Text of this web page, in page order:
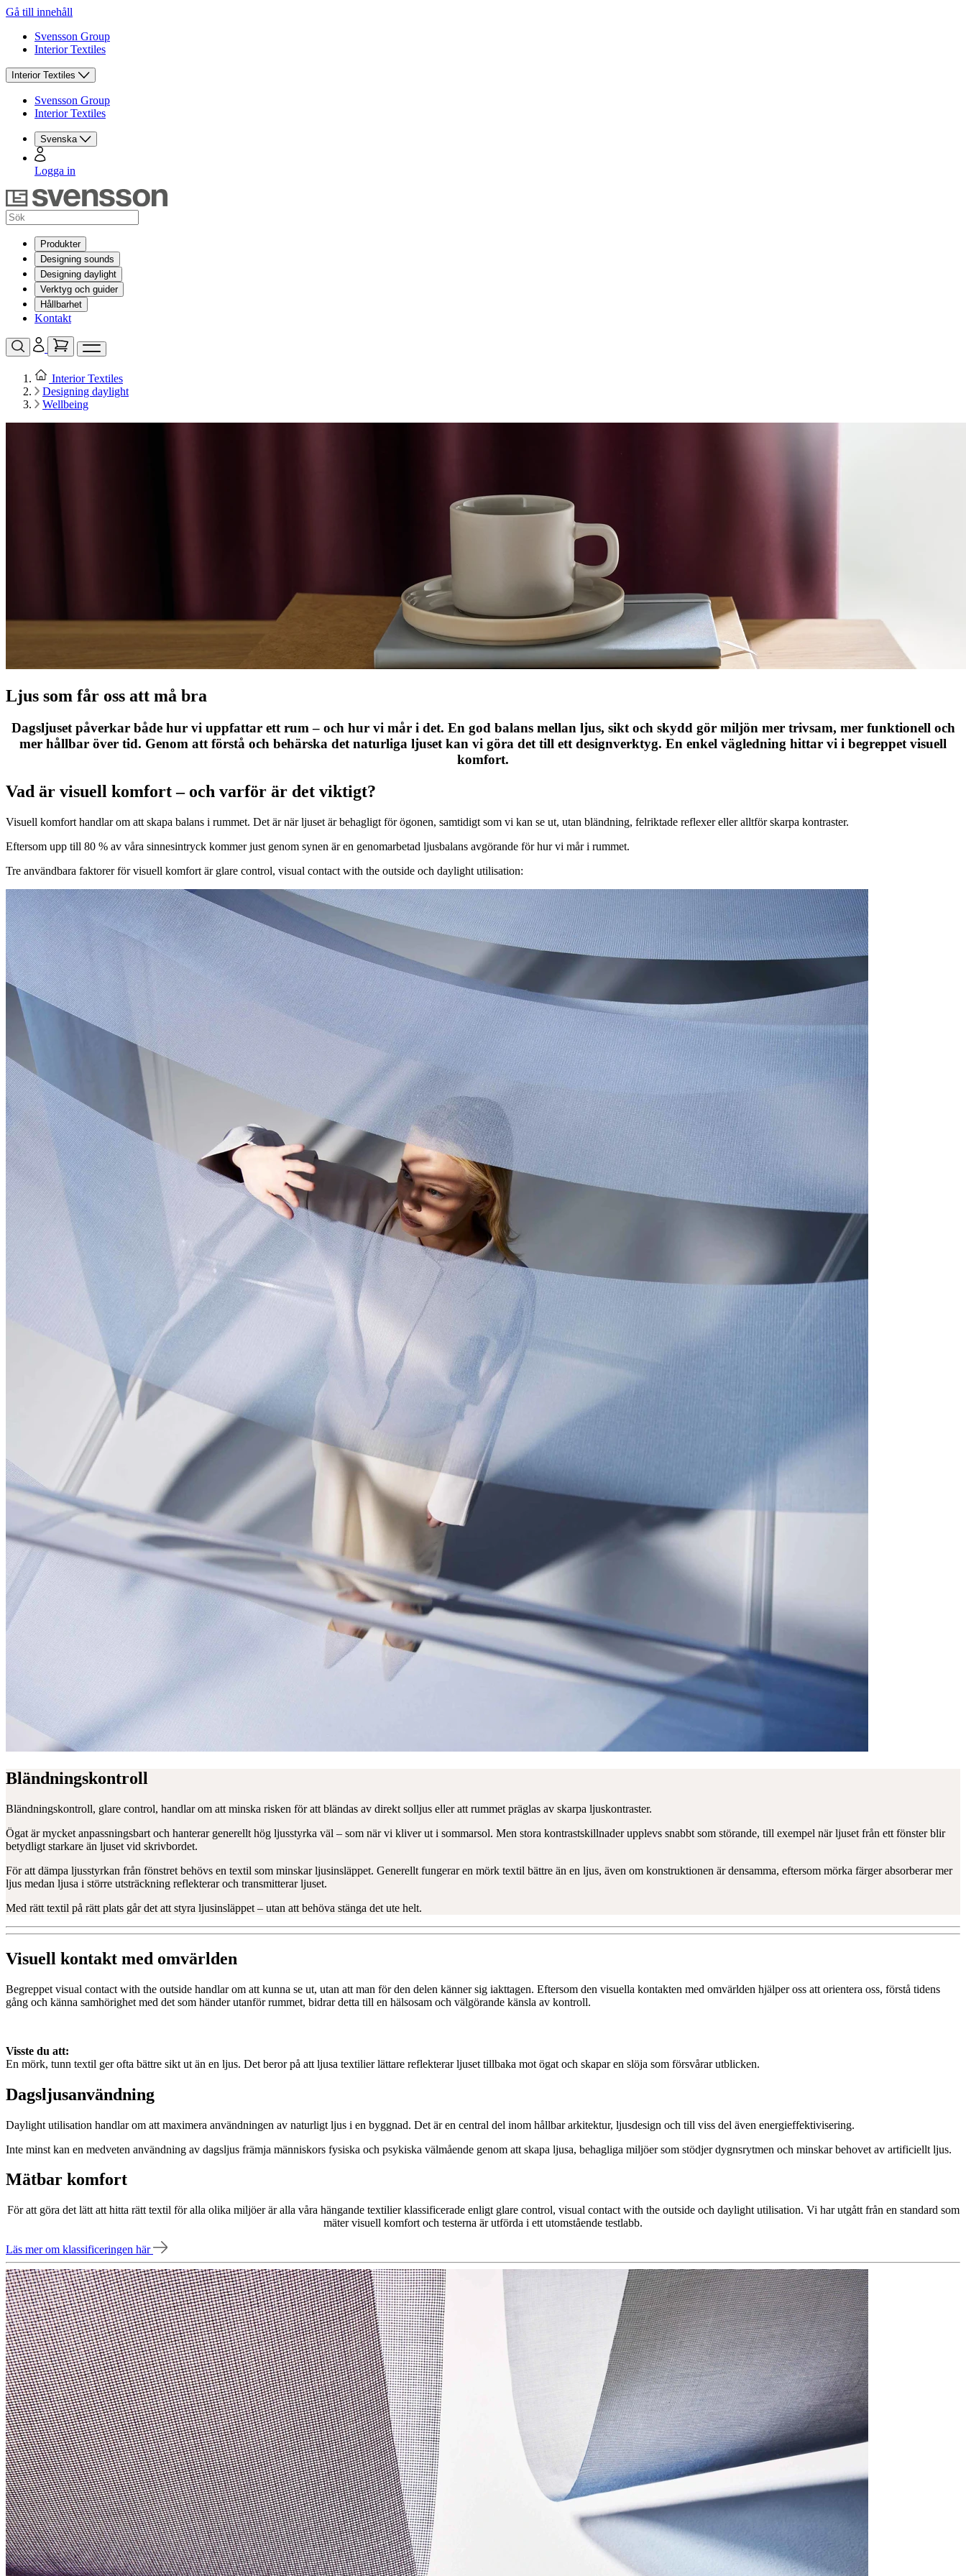
Gå till innehåll
Svensson Group
Interior Textiles
Interior Textiles
Svensson Group
Interior Textiles
Svenska
Logga in
Produkter
Designing sounds
Designing daylight
Verktyg och guider
Hållbarhet
Kontakt
Interior Textiles
Designing daylight
Wellbeing
Ljus som får oss att må bra
Dagsljuset påverkar både hur vi uppfattar ett rum – och hur vi mår i det. En god balans mellan ljus, sikt och skydd gör miljön mer trivsam, mer funktionell och
mer hållbar över tid. Genom att förstå och behärska det naturliga ljuset kan vi göra det till ett designverktyg. En enkel vägledning hittar vi i begreppet visuell
komfort.
Vad är visuell komfort – och varför är det viktigt?
Visuell komfort handlar om att skapa balans i rummet. Det är när ljuset är behagligt för ögonen, samtidigt som vi kan se ut, utan bländning, felriktade reflexer eller alltför skarpa kontraster.
Eftersom upp till 80 % av våra sinnesintryck kommer just genom synen är en genomarbetad ljusbalans avgörande för hur vi mår i rummet.
Tre användbara faktorer för visuell komfort är glare control, visual contact with the outside och daylight utilisation:
Bländningskontroll
Bländningskontroll, glare control, handlar om att minska risken för att bländas av direkt solljus eller att rummet präglas av skarpa ljuskontraster.
Ögat är mycket anpassningsbart och hanterar generellt hög ljusstyrka väl – som när vi kliver ut i sommarsol. Men stora kontrastskillnader upplevs snabbt som störande, till exempel när ljuset från ett fönster blir
betydligt starkare än ljuset vid skrivbordet.
För att dämpa ljusstyrkan från fönstret behövs en textil som minskar ljusinsläppet. Generellt fungerar en mörk textil bättre än en ljus, även om konstruktionen är densamma, eftersom mörka färger absorberar mer
ljus medan ljusa i större utsträckning reflekterar och transmitterar ljuset.
Med rätt textil på rätt plats går det att styra ljusinsläppet – utan att behöva stänga det ute helt.
Visuell kontakt med omvärlden
Begreppet visual contact with the outside handlar om att kunna se ut, utan att man för den delen känner sig iakttagen. Eftersom den visuella kontakten med omvärlden hjälper oss att orientera oss, förstå tidens
gång och känna samhörighet med det som händer utanför rummet, bidrar detta till en hälsosam och välgörande känsla av kontroll.
Visste du att:
En mörk, tunn textil ger ofta bättre sikt ut än en ljus. Det beror på att ljusa textilier lättare reflekterar ljuset tillbaka mot ögat och skapar en slöja som försvårar utblicken.
Dagsljusanvändning
Daylight utilisation handlar om att maximera användningen av naturligt ljus i en byggnad. Det är en central del inom hållbar arkitektur, ljusdesign och till viss del även energieffektivisering.
Inte minst kan en medveten användning av dagsljus främja människors fysiska och psykiska välmående genom att skapa ljusa, behagliga miljöer som stödjer dygnsrytmen och minskar behovet av artificiellt ljus.
Mätbar komfort
För att göra det lätt att hitta rätt textil för alla olika miljöer är alla våra hängande textilier klassificerade enligt glare control, visual contact with the outside och daylight utilisation. Vi har utgått från en standard som
mäter visuell komfort och testerna är utförda i ett utomstående testlabb.
Läs mer om klassificeringen här